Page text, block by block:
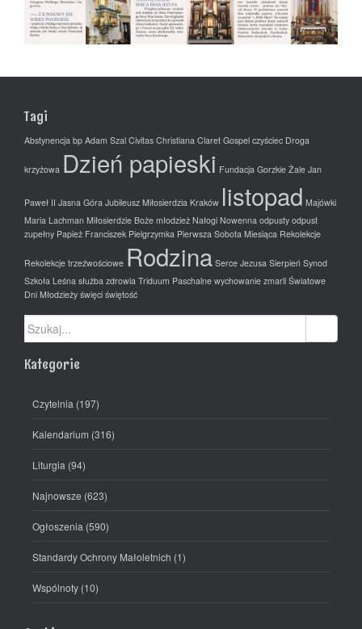
Tagi
Abstynencja bp Adam Szal Civitas Christiana Claret Gospel czyściec Droga
krzyżowa Dzień papieski Fundacja Gorzkie Żale Jan
Paweł II Jasna Góra Jubileusz Miłosierdzia Kraków listopad Majówki
Maria Lachman Miłosierdzie Boże młodzież Nałogi Nowenna odpusty odpust
zupełny Papież Franciszek Pielgrzymka Pierwsza Sobota Miesiąca Rekolekcje
Rekolekcje trzeźwościowe Rodzina Serce Jezusa Sierpień Synod
Szkoła Leśna służba zdrowia Triduum Paschalne wychowanie zmarli Światowe
Dni Młodzieży święci świętość
Szukaj:
Kategorie
Czytelnia (197)
Kalendarium (316)
Liturgia (94)
Najnowsze (623)
Ogłoszenia (590)
Standardy Ochrony Małoletnich (1)
Wspólnoty (10)